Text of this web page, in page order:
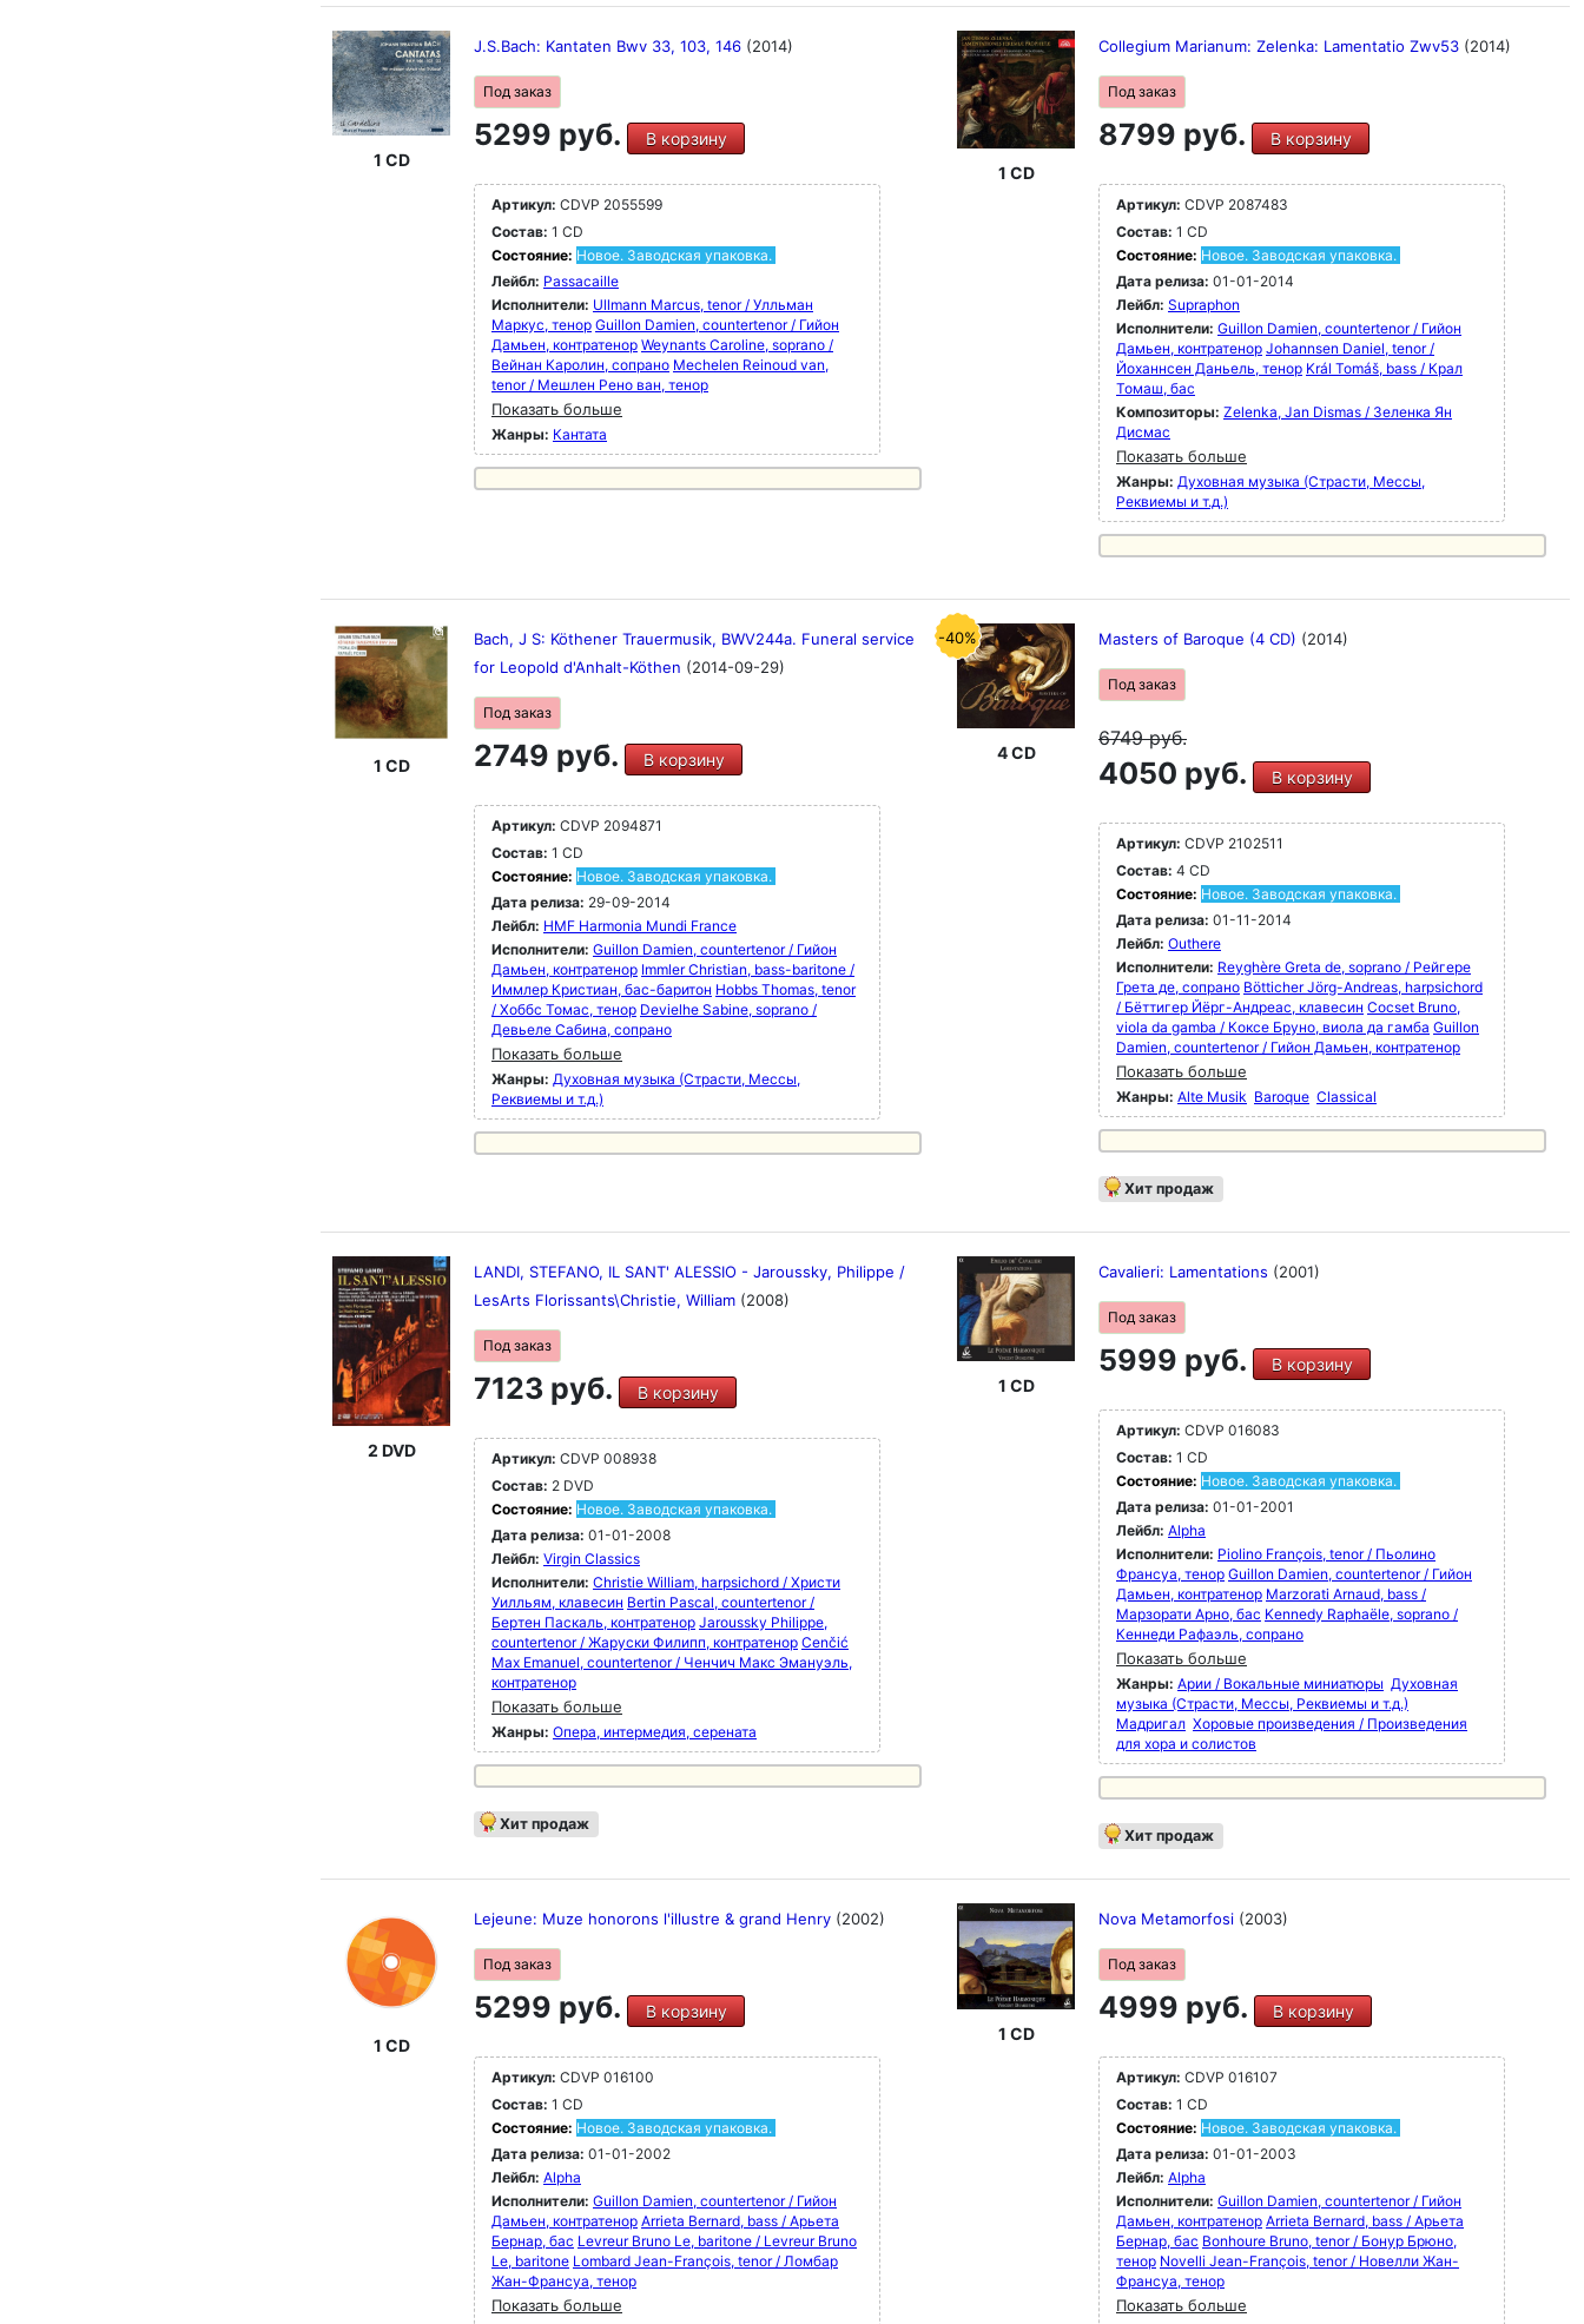
1 CD
J.S.Bach: Kantaten Bwv 33, 103, 146 (2014)
Под заказ
5299 руб. В корзину
Артикул: CDVP 2055599
Состав: 1 CD
Состояние: Новое. Заводская упаковка.
Лейбл: Passacaille
Исполнители: Ullmann Marcus, tenor / Улльман
Маркус, тенор Guillon Damien, countertenor / Гийон
Дамьен, контратенор Weynants Caroline, soprano /
Вейнан Каролин, сопрано Mechelen Reinoud van,
tenor / Мешлен Рено ван, тенор
Показать больше
Жанры: Кантата
1 CD
Collegium Marianum: Zelenka: Lamentatio Zwv53 (2014)
Под заказ
8799 руб. В корзину
Артикул: CDVP 2087483
Состав: 1 CD
Состояние: Новое. Заводская упаковка.
Дата релиза: 01-01-2014
Лейбл: Supraphon
Исполнители: Guillon Damien, countertenor / Гийон
Дамьен, контратенор Johannsen Daniel, tenor /
Йоханнсен Даньель, тенор Král Tomáš, bass / Крал
Томаш, бас
Композиторы: Zelenka, Jan Dismas / Зеленка Ян
Дисмас
Показать больше
Жанры: Духовная музыка (Страсти, Мессы,
Реквиемы и т.д.)
1 CD
Bach, J S: Köthener Trauermusik, BWV244a. Funeral service
for Leopold d'Anhalt-Köthen (2014-09-29)
Под заказ
2749 руб. В корзину
Артикул: CDVP 2094871
Состав: 1 CD
Состояние: Новое. Заводская упаковка.
Дата релиза: 29-09-2014
Лейбл: HMF Harmonia Mundi France
Исполнители: Guillon Damien, countertenor / Гийон
Дамьен, контратенор Immler Christian, bass-baritone /
Иммлер Кристиан, бас-баритон Hobbs Thomas, tenor
/ Хоббс Томас, тенор Devielhe Sabine, soprano /
Девьеле Сабина, сопрано
Показать больше
Жанры: Духовная музыка (Страсти, Мессы,
Реквиемы и т.д.)
-40%
4 CD
Masters of Baroque (4 CD) (2014)
Под заказ
6749руб.
4050 руб. В корзину
Артикул: CDVP 2102511
Состав: 4 CD
Состояние: Новое. Заводская упаковка.
Дата релиза: 01-11-2014
Лейбл: Outhere
Исполнители: Reyghère Greta de, soprano / Рейгере
Грета де, сопрано Bötticher Jörg-Andreas, harpsichord
/ Бёттигер Йёрг-Андреас, клавесин Cocset Bruno,
viola da gamba / Коксе Бруно, виола да гамба Guillon
Damien, countertenor / Гийон Дамьен, контратенор
Показать больше
Жанры: Alte Musik Baroque Classical
Хит продаж
2 DVD
LANDI, STEFANO, IL SANT' ALESSIO - Jaroussky, Philippe /
LesArts Florissants\Christie, William (2008)
Под заказ
7123 руб. В корзину
Артикул: CDVP 008938
Состав: 2 DVD
Состояние: Новое. Заводская упаковка.
Дата релиза: 01-01-2008
Лейбл: Virgin Classics
Исполнители: Christie William, harpsichord / Христи
Уилльям, клавесин Bertin Pascal, countertenor /
Бертен Паскаль, контратенор Jaroussky Philippe,
countertenor / Жаруски Филипп, контратенор Cenčić
Max Emanuel, countertenor / Ченчич Макс Эмануэль,
контратенор
Показать больше
Жанры: Опера, интермедия, серената
Хит продаж
1 CD
Cavalieri: Lamentations (2001)
Под заказ
5999 руб. В корзину
Артикул: CDVP 016083
Состав: 1 CD
Состояние: Новое. Заводская упаковка.
Дата релиза: 01-01-2001
Лейбл: Alpha
Исполнители: Piolino François, tenor / Пьолино
Франсуа, тенор Guillon Damien, countertenor / Гийон
Дамьен, контратенор Marzorati Arnaud, bass /
Марзорати Арно, бас Kennedy Raphaële, soprano /
Кеннеди Рафаэль, сопрано
Показать больше
Жанры: Арии / Вокальные миниатюры Духовная
музыка (Страсти, Мессы, Реквиемы и т.д.)
Мадригал Хоровые произведения / Произведения
для хора и солистов
Хит продаж
1 CD
Lejeune: Muze honorons l'illustre & grand Henry (2002)
Под заказ
5299 руб. В корзину
Артикул: CDVP 016100
Состав: 1 CD
Состояние: Новое. Заводская упаковка.
Дата релиза: 01-01-2002
Лейбл: Alpha
Исполнители: Guillon Damien, countertenor / Гийон
Дамьен, контратенор Arrieta Bernard, bass / Арьета
Бернар, бас Levreur Bruno Le, baritone / Levreur Bruno
Le, baritone Lombard Jean-François, tenor / Ломбар
Жан-Франсуа, тенор
Показать больше
1 CD
Nova Metamorfosi (2003)
Под заказ
4999 руб. В корзину
Артикул: CDVP 016107
Состав: 1 CD
Состояние: Новое. Заводская упаковка.
Дата релиза: 01-01-2003
Лейбл: Alpha
Исполнители: Guillon Damien, countertenor / Гийон
Дамьен, контратенор Arrieta Bernard, bass / Арьета
Бернар, бас Bonhoure Bruno, tenor / Бонур Брюно,
тенор Novelli Jean-François, tenor / Новелли Жан-
Франсуа, тенор
Показать больше